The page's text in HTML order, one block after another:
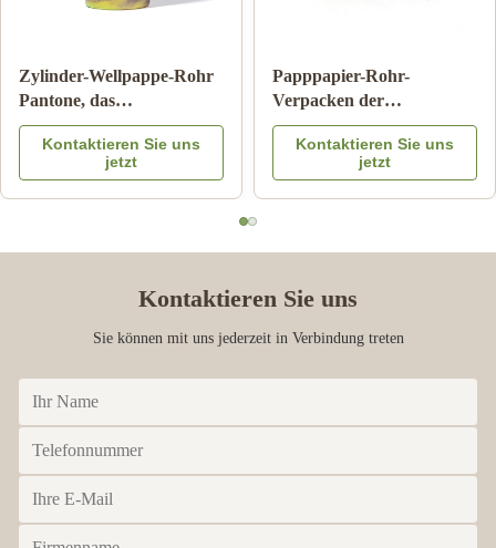
Zylinder-Wellpappe-Rohr
Pantone, das
kindersicheren Matte
Lamination druckt
Kontaktieren Sie uns
jetzt
Papppapier-Rohr-
Verpacken der
Lebensmittel mit Farbe
Logo Embossed des
Metalldeckel-CMYK
Kontaktieren Sie uns
jetzt
Kontaktieren Sie uns
Sie können mit uns jederzeit in Verbindung treten